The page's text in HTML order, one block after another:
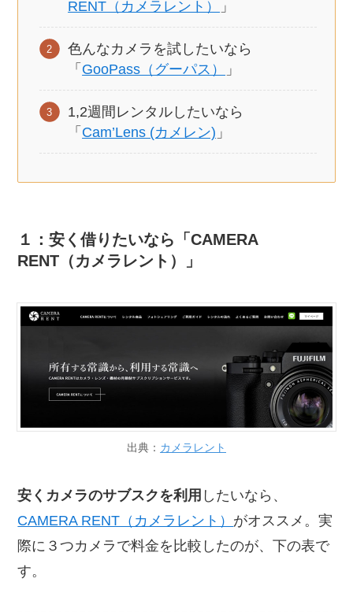
RENT（カメラレント） 」
色んなカメラを試したいなら
「 GooPass（グーパス） 」
1,2週間レンタルしたいなら
「 Cam’Lens (カメレン) 」
１：安く借りたいなら「CAMERA
RENT（カメラレント）」
出典： カメラレント
安くカメラのサブスクを利用 したいなら、
CAMERA RENT（カメラレント） がオススメ。実
際に３つカメラで料金を比較したのが、下の表で
す。